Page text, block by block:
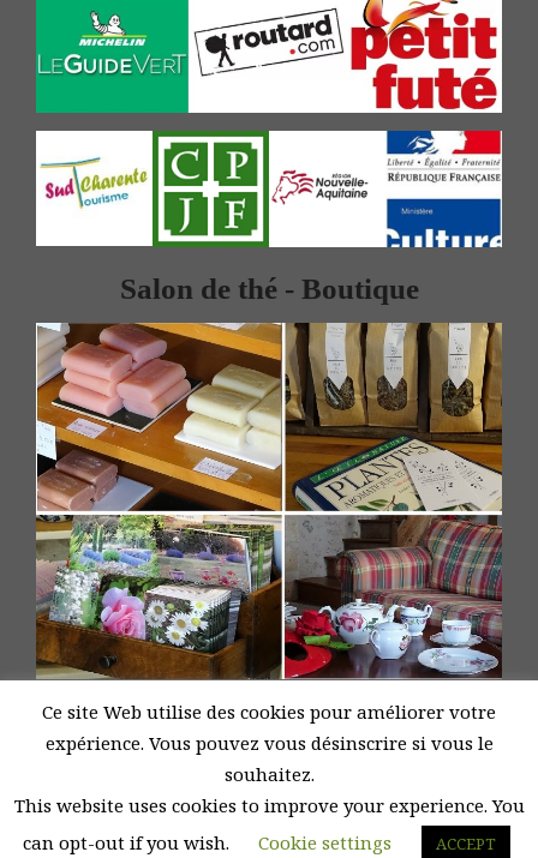
Salon de thé - Boutique
Fièrement propulsé par WordPress| ThèmeAmadeuspar
Themeisle
Ce site Web utilise des cookies pour améliorer votre
expérience. Vous pouvez vous désinscrire si vous le
souhaitez.
This website uses cookies to improve your experience. You
can opt-out if you wish.
Cookie settings ACCEPT